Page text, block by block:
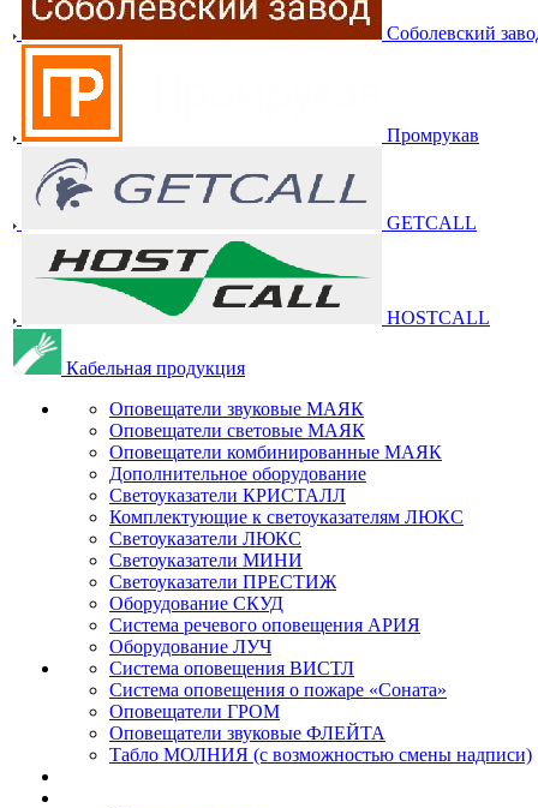
Соболевский
Промрукав
GETCALL
HOSTCALL
Кабельная продукция
Оповещатели звуковые МАЯК
Оповещатели световые МАЯК
Оповещатели комбинированные МАЯК
Дополнительное оборудование
Светоуказатели КРИСТАЛЛ
Комплектующие к светоуказателям ЛЮКС
Светоуказатели ЛЮКС
Светоуказатели МИНИ
Светоуказатели ПРЕСТИЖ
Оборудование СКУД
Система речевого оповещения АРИЯ
Оборудование ЛУЧ
Система оповещения ВИСТЛ
Система оповещения о пожаре «Соната»
Оповещатели ГРОМ
Оповещатели звуковые ФЛЕЙТА
Табло МОЛНИЯ (с возможностью смены надписи)